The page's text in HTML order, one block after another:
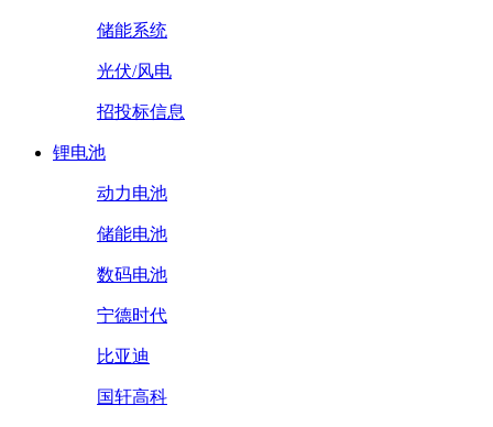
储能系统
光伏/风电
招投标信息
锂电池
动力电池
储能电池
数码电池
宁德时代
比亚迪
国轩高科